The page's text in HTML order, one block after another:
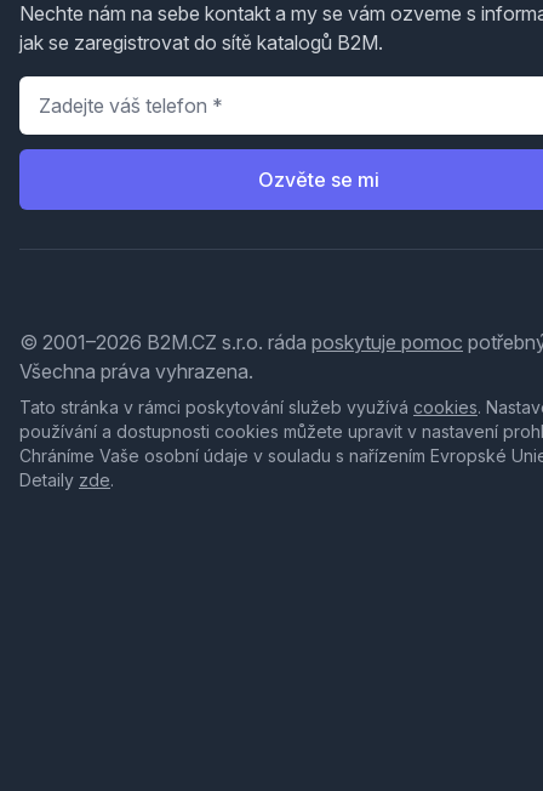
Nechte nám na sebe kontakt a my se vám ozveme s
jak se zaregistrovat do sítě katalogů B2M.
Telefon
Ozvěte se mi
© 2001–2026 B2M.CZ s.r.o. ráda poskytuje pomoc
Všechna práva vyhrazena.
Tato stránka v rámci poskytování služeb využívá cookies.
používání a dostupnosti cookies můžete upravit v nastavení
Chráníme Vaše osobní údaje v souladu s nařízením Evropské
Detaily zde.